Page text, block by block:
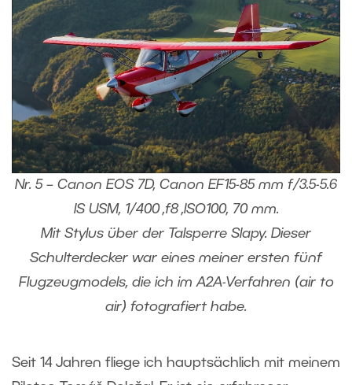
Nr. 5 – Canon EOS 7D, Canon EF15-85 mm f/3.5-5.6
IS USM, 1/400 ,f8 ,ISO100, 70 mm.
Mit Stylus über der Talsperre Slapy. Dieser
Schulterdecker war eines meiner ersten fünf
Flugzeugmodels, die ich im A2A-Verfahren (air to
air) fotografiert habe.
Seit 14 Jahren fliege ich hauptsächlich mit meinem